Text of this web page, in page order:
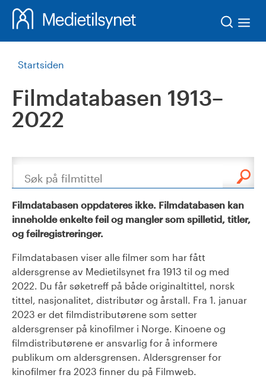
Startsiden
Filmdatabasen 1913–
2022
Søk
Filmdatabasen oppdateres ikke. Filmdatabasen kan
inneholde enkelte feil og mangler som spilletid, titler,
og feilregistreringer.
Filmdatabasen viser alle filmer som har fått
aldersgrense av Medietilsynet fra 1913 til og med
2022. Du får søketreff på både originaltittel, norsk
tittel, nasjonalitet, distributør og årstall. Fra 1. januar
2023 er det filmdistributørene som setter
aldersgrenser på kinofilmer i Norge. Kinoene og
filmdistributørene er ansvarlig for å informere
publikum om aldersgrensen. Aldersgrenser for
kinofilmer fra 2023 finner du på Filmweb.